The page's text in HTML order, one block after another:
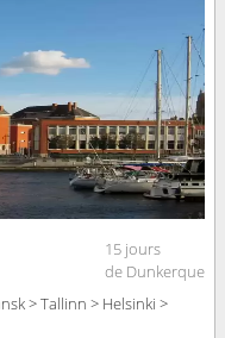
15 jours
de Dunkerque
> Tallinn > Helsinki >